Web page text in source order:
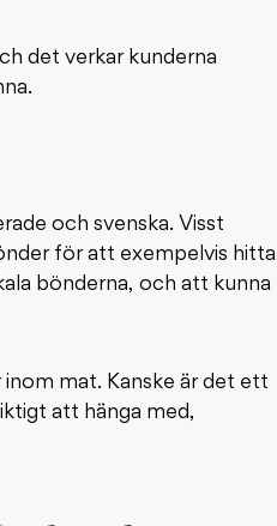
det verkar kunderna
och svenska. Visst
för att exempelvis hitta
bönderna, och att kunna
mat. Kanske är det ett
att hänga med,